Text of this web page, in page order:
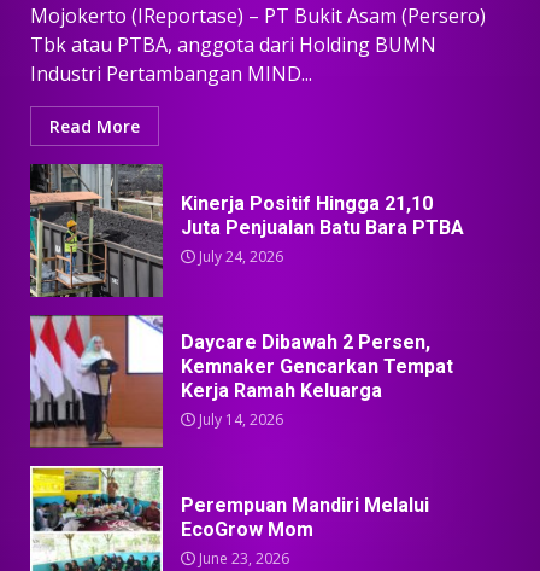
Mojokerto (IReportase) – PT Bukit Asam (Persero)
Tbk atau PTBA, anggota dari Holding BUMN
Industri Pertambangan MIND...
Read More
Kinerja Positif Hingga 21,10
Juta Penjualan Batu Bara PTBA
July 24, 2026
Daycare Dibawah 2 Persen,
Kemnaker Gencarkan Tempat
Kerja Ramah Keluarga
July 14, 2026
Perempuan Mandiri Melalui
EcoGrow Mom
June 23, 2026